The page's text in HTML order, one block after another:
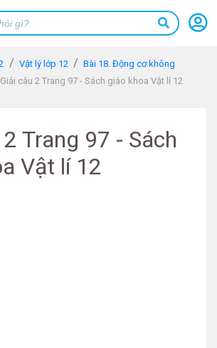
Vật lý lớp 12
Bài 18. Động cơ không
Giải câu 2 Trang 97 - Sách giáo khoa Vật lí 12
Trang 97 - Sách
Vật lí 12